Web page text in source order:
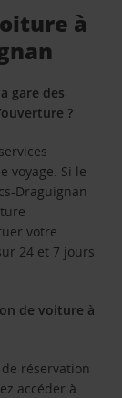
à
gare des
?
voyage. Si le
Draguignan
votre
24 et 7 jours
de voiture à
réservation
accéder à